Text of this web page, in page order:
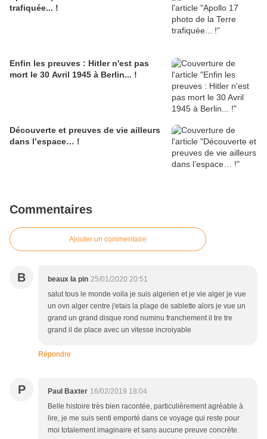
trafiquée... !
Enfin les preuves : Hitler n'est pas
mort le 30 Avril 1945 à Berlin... !
Découverte et preuves de vie ailleurs
dans l’espace… !
Commentaires
Ajouter un commentaire
B beaux la pin 25/01/2020 20:51
salut tous le monde voila je suis algerien et je vie alger je vue
un ovn alger centre j'etais la plage de sablette alors je vue un
grand un grand disque rond numinu franchement il tre tre
grand il de place avec un vitesse incroiyable
Répondre
P Paul Baxter 16/02/2019 18:04
Belle histoire très bien racontée, particulièrement agréable à
lire, je me suis senti emporté dans ce voyage qui reste pour
moi totalement imaginaire et sans aucune preuve concrète.